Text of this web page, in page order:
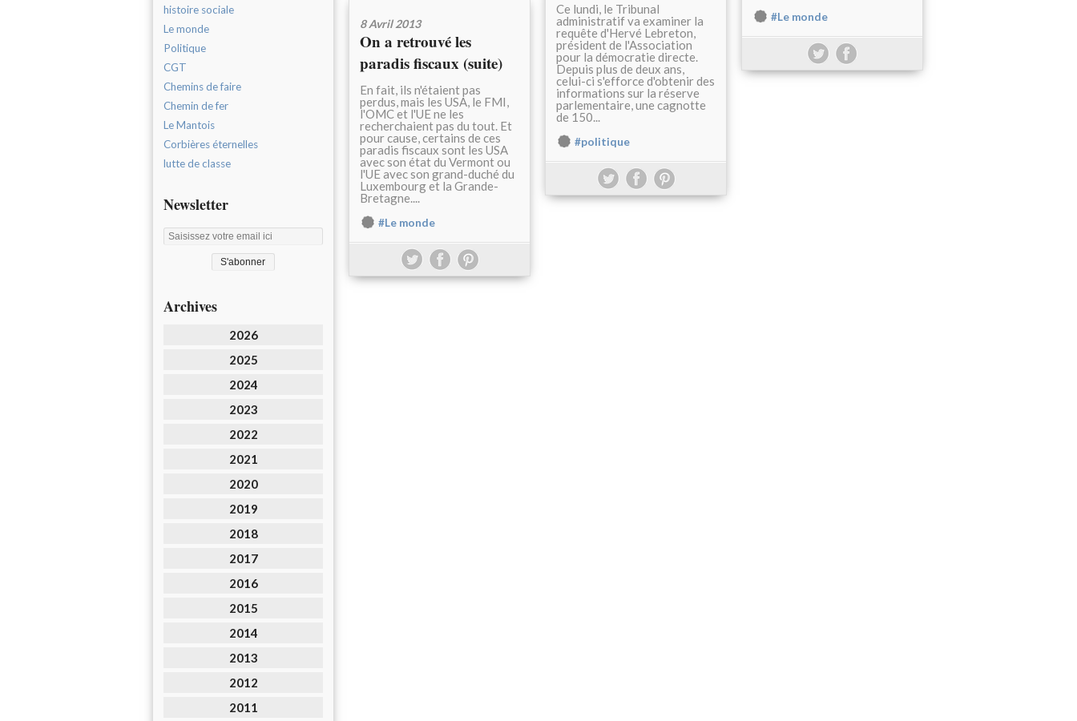
histoire sociale
Le monde
Politique
CGT
Chemins de faire
Chemin de fer
Le Mantois
Corbières éternelles
lutte de classe
Newsletter
Archives
2026
2025
2024
2023
2022
2021
2020
2019
2018
2017
2016
2015
2014
2013
2012
2011
#Le monde
Ce lundi, le Tribunal
administratif va examiner la
requête d'Hervé Lebreton,
président de l'Association
pour la démocratie directe.
Depuis plus de deux ans,
celui-ci s'efforce d'obtenir des
informations sur la réserve
parlementaire, une cagnotte
de 150...
#politique
8 Avril 2013
On a retrouvé les
paradis fiscaux (suite)
En fait, ils n'étaient pas
perdus, mais les USA, le FMI,
l'OMC et l'UE ne les
recherchaient pas du tout. Et
pour cause, certains de ces
paradis fiscaux sont les USA
avec son état du Vermont ou
l'UE avec son grand-duché du
Luxembourg et la Grande-
Bretagne....
#Le monde